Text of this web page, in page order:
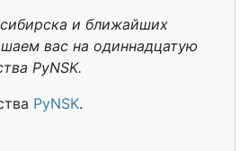
и ближайших
вас на одиннадцатую
PyNSK.
PyNSK.